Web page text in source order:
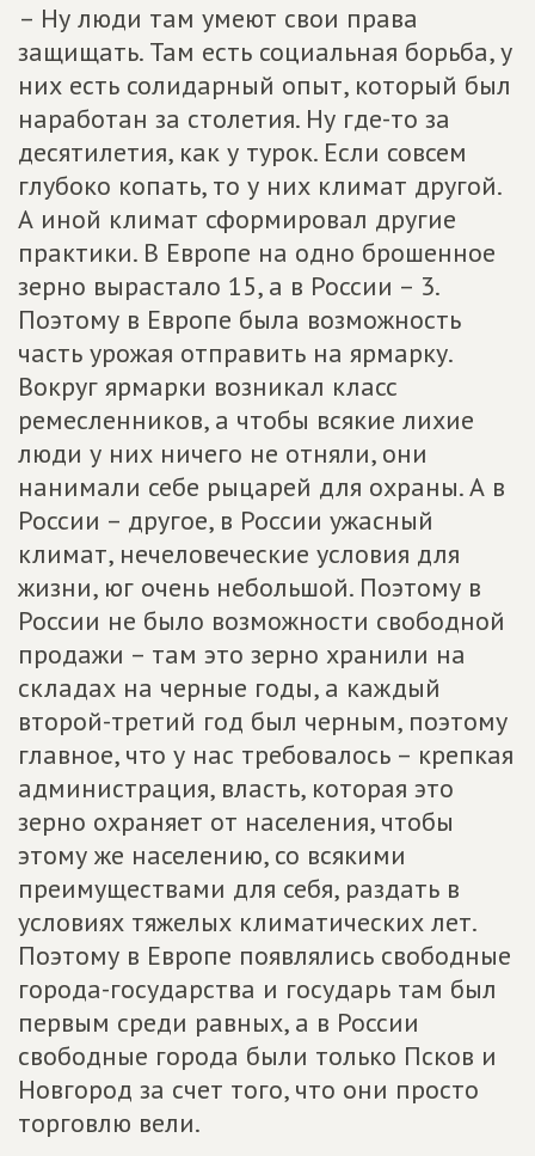
– Ну люди там умеют свои права
защищать. Там есть социальная борьба, у
них есть солидарный опыт, который был
наработан за столетия. Ну где-то за
десятилетия, как у турок. Если совсем
глубоко копать, то у них климат другой.
А иной климат сформировал другие
практики. В Европе на одно брошенное
зерно вырастало 15, а в России – 3.
Поэтому в Европе была возможность
часть урожая отправить на ярмарку.
Вокруг ярмарки возникал класс
ремесленников, а чтобы всякие лихие
люди у них ничего не отняли, они
нанимали себе рыцарей для охраны. А в
России – другое, в России ужасный
климат, нечеловеческие условия для
жизни, юг очень небольшой. Поэтому в
России не было возможности свободной
продажи – там это зерно хранили на
складах на черные годы, а каждый
второй-третий год был черным, поэтому
главное, что у нас требовалось – крепкая
администрация, власть, которая это
зерно охраняет от населения, чтобы
этому же населению, со всякими
преимуществами для себя, раздать в
условиях тяжелых климатических лет.
Поэтому в Европе появлялись свободные
города-государства и государь там был
первым среди равных, а в России
свободные города были только Псков и
Новгород за счет того, что они просто
торговлю вели.